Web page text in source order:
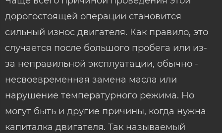
дорогостоящей операции становится
сильный износ двигателя. Как правило, это
случается после большого пробега или из-
за неправильной эксплуатации, обычно -
несвоевременная замена масла или
нарушение температурного режима. Но
могут быть и другие причины, когда нужна
капиталка двигателя. Так называемый